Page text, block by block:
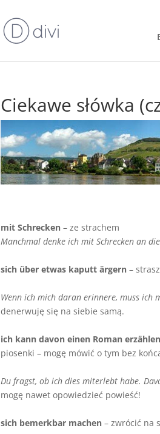
Ciekawe słówka
mit Schrecken – ze strachem
Manchmal denke ich mit Schrecken an
sich über etwas kaputtärgern –
Wenn ich mich daran erinnere, muss ich
denerwuję się na siebie samą.
ich kann davon einen Roman erzä
piosenki – mogę mówić o tym bez
Du fragst, ob ich dies miterlebt habe.
mogę nawet opowiedzieć powieść!
sich bemerkbar machen – zwrócić na